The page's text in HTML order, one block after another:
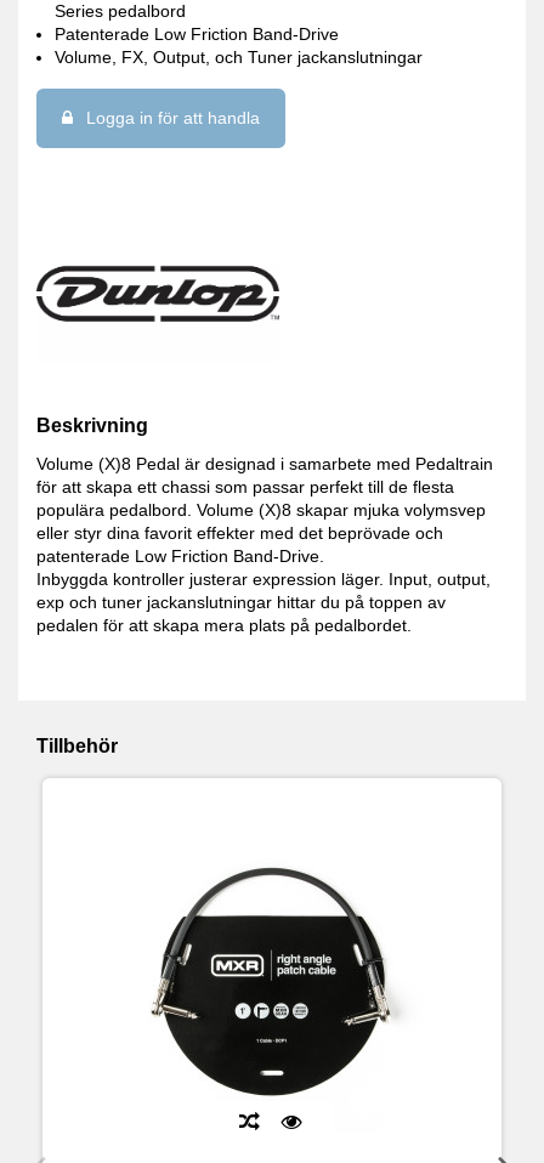
Series pedalbord
Patenterade Low Friction Band-Drive
Volume, FX, Output, och Tuner jackanslutningar
Logga in för att handla
Beskrivning
Volume (X)8 Pedal är designad i samarbete med Pedaltrain
för att skapa ett chassi som passar perfekt till de flesta
populära pedalbord. Volume (X)8 skapar mjuka volymsvep
eller styr dina favorit effekter med det beprövade och
patenterade Low Friction Band-Drive.
Inbyggda kontroller justerar expression läger. Input, output,
exp och tuner jackanslutningar hittar du på toppen av
pedalen för att skapa mera plats på pedalbordet.
Tillbehör